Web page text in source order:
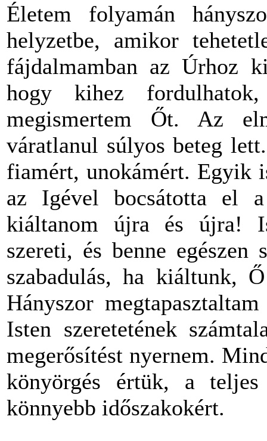
Életem folyamán
helyzetbe, amikor
fájdalmamban az Úrhoz
hogy kihez
megismertem Őt. Az
váratlanul súlyos beteg
fiamért, unokámért. Egyik
az Igével bocsátotta el
kiáltanom újra és újra!
szereti, és benne
szabadulás, ha kiáltunk,
Hányszor
Isten szeretetének
megerősítést nyernem.
könyörgés értük, a
könnyebb időszakokért.